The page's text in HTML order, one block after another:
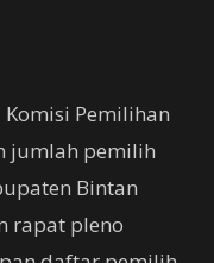
Komisi Pemilihan
jumlah pemilih
Bintan
rapat pleno